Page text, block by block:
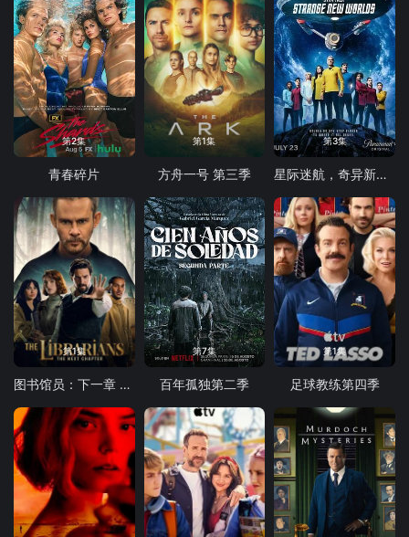
第2集
青春碎片
第1集
方舟一号 第三季
第3集
星际迷航，奇异新世界第四季
第1集
图书馆员：下一章 第二季
第7集
百年孤独第二季
第1集
足球教练第四季